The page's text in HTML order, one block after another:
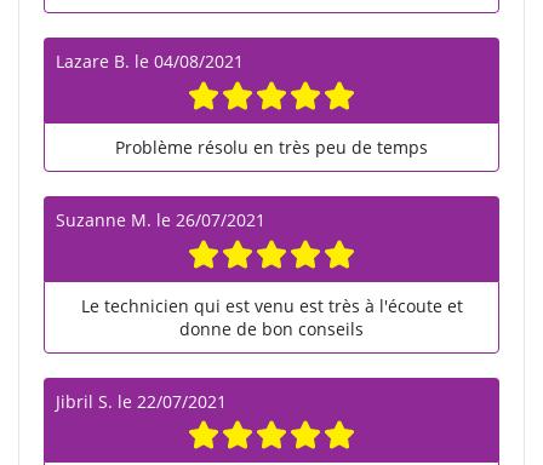
Lazare B. le 04/08/2021
Problème résolu en très peu de temps
Suzanne M. le 26/07/2021
Le technicien qui est venu est très à l'écoute et
donne de bon conseils
Jibril S. le 22/07/2021